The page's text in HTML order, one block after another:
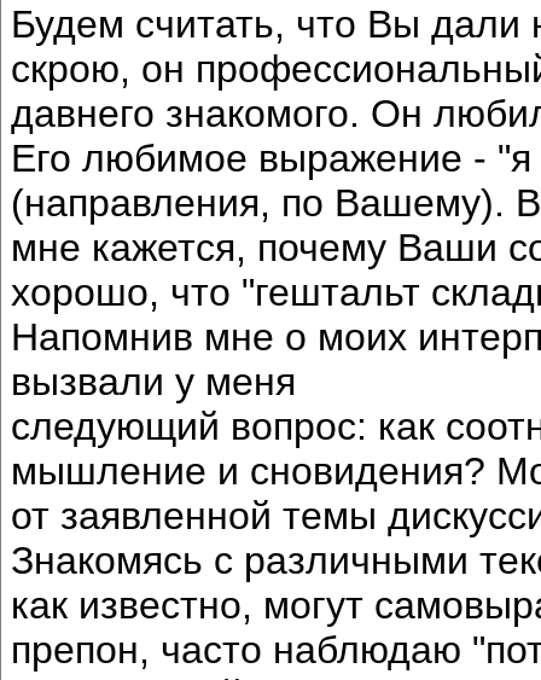
Будем считать, что Вы дали
скрою, он
давнего знакомого. Он
Его любимое выражение -
(направления, по Вашему).
мне кажется, почему Ваши
хорошо, что "гештальт
Напомнив мне о моих
вызвали у меня
следующий вопрос: как
мышление и сновидения?
от заявленной темы
Знакомясь с различными
как известно, могут
препон, часто наблюдаю